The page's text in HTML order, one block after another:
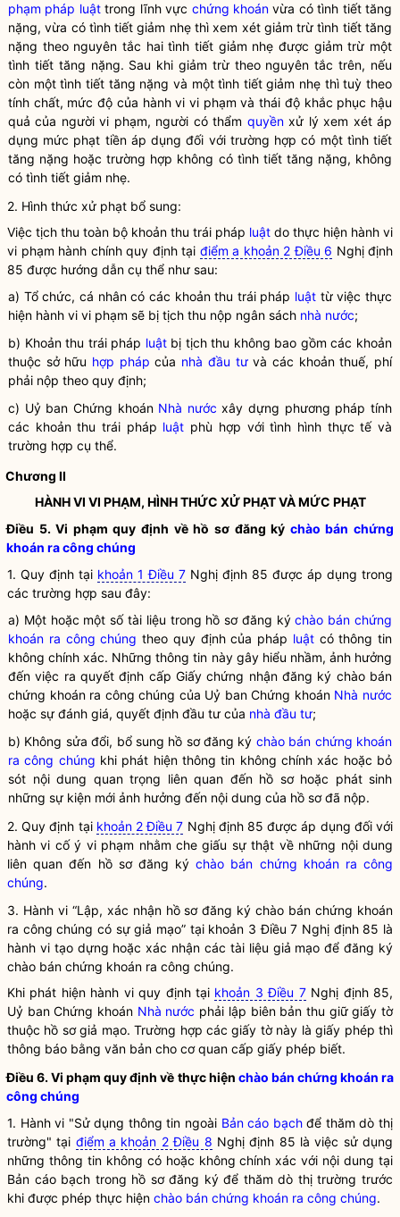
phạm pháp luậttrong lĩnh vực chứng khoánvừa có tình tiết tăng
nặng, vừa có tình tiết giảm nhẹ thì xem xét giảm trừ tình tiết tăng
nặng theo nguyên tắc hai tình tiết giảm nhẹ được giảm trừ một
tình tiết tăng nặng. Sau khi giảm trừ theo nguyên tắc trên, nếu
còn một tình tiết tăng nặng và một tình tiết giảm nhẹ thì tuỳ theo
tính chất, mức độ của hành vi vi phạm và thái độ khắc phục hậu
quả của người vi phạm, người có thẩm quyềnxử lý xem xét áp
dụng mức phạt tiền áp dụng đối với trường hợp có một tình tiết
tăng nặng hoặc trường hợp không có tình tiết tăng nặng, không
có tình tiết giảm nhẹ.
2. Hình thức xử phạt bổ sung:
Việc tịch thu toàn bộ khoản thu trái pháp luật do thực hiện hành vi
vi phạm hành chính quy định tại điểm a khoản 2 Điều 6 Nghị định
85 được hướng dẫn cụ thể như sau:
a) Tổ chức, cá nhân có các khoản thu trái pháp luật từ việc thực
hiện hành vi vi phạm sẽ bị tịch thu nộp ngân sách nhà nước;
b) Khoản thu trái pháp luậtbị tịch thu không bao gồm các khoản
thuộc sở hữu hợp pháp của nhà đầu tưvà các khoản thuế, phí
phải nộp theo quy định;
c) Uỷ ban Chứng khoán Nhà nước xây dựng phương pháp tính
các khoản thu trái pháp luật phù hợp với tình hình thực tế và
trường hợp cụ thể.
Chương II
HÀNH VI VI PHẠM, HÌNH THỨC XỬ PHẠT VÀ MỨC PHẠT
Điều 5. Vi phạm quy định về hồ sơ đăng ký chào bán chứng
khoán ra công chúng
1. Quy định tại khoản 1 Điều 7 Nghị định 85 được áp dụng trong
các trường hợp sau đây:
a) Một hoặc một số tài liệu trong hồ sơ đăng kýchào bán chứng
khoán ra công chúng theo quy định của pháp luậtcó thông tin
không chính xác. Những thông tin này gây hiểu nhầm, ảnh hưởng
đến việc ra quyết định cấp Giấy chứng nhận đăng ký chào bán
chứng khoán ra công chúng của Uỷ ban Chứng khoán Nhà nước
hoặc sự đánh giá, quyết định đầu tư của nhà đầu tư;
b) Không sửa đổi, bổ sung hồ sơ đăng ký chào bán chứng khoán
ra công chúng khi phát hiện thông tin không chính xác hoặc bỏ
sót nội dung quan trọng liên quan đến hồ sơ hoặc phát sinh
những sự kiện mới ảnh hưởng đến nội dung của hồ sơ đã nộp.
2. Quy định tại khoản 2 Điều 7 Nghị định 85 được áp dụng đối với
hành vi cố ý vi phạm nhằm che giấu sự thật về những nội dung
liên quan đến hồ sơ đăng kýchào bán chứng khoán ra công
chúng.
3. Hành vi “Lập, xác nhận hồ sơ đăng ký chào bán chứng khoán
ra công chúng có sự giả mạo” tại khoản 3 Điều 7 Nghị định 85 là
hành vi tạo dựng hoặc xác nhận các tài liệu giả mạo để đăng ký
chào bán chứng khoán ra công chúng.
Khi phát hiện hành vi quy định tại khoản 3 Điều 7Nghị định 85,
Uỷ ban Chứng khoán Nhà nước phải lập biên bản thu giữ giấy tờ
thuộc hồ sơ giả mạo. Trường hợp các giấy tờ này là giấy phép thì
thông báo bằng văn bản cho cơ quan cấp giấy phép biết.
Điều 6. Vi phạm quy định về thực hiện chào bán chứng khoán ra
công chúng
1. Hành vi "Sử dụng thông tin ngoài Bản cáo bạchđể thăm dò thị
trường" tại điểm a khoản 2 Điều 8 Nghị định 85 là việc sử dụng
những thông tin không có hoặc không chính xác với nội dung tại
Bản cáo bạch trong hồ sơ đăng ký để thăm dò thị trường trước
khi được phép thực hiện chào bán chứng khoán ra công chúng.